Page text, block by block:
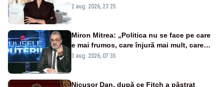
portiță?”
2 aug. 2026, 23:25
Miron Mitrea: „Politica nu se face pe care
e mai frumos, care înjură mai mult, care
țipă mai tare, ci pe proiecte”
3 aug. 2026, 07:35
Nicușor Dan, după ce Fitch a păstrat